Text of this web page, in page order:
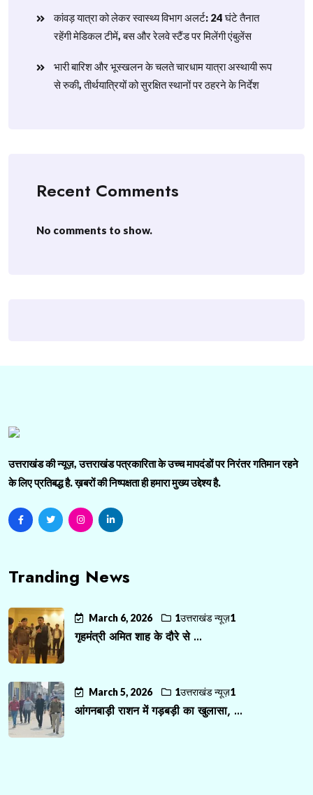
​कांवड़ यात्रा को लेकर स्वास्थ्य विभाग अलर्ट: 24 घंटे तैनात
रहेंगी मेडिकल टीमें, बस और रेलवे स्टैंड पर मिलेंगी एंबुलेंस
​भारी बारिश और भूस्खलन के चलते चारधाम यात्रा अस्थायी रूप
से रुकी, तीर्थयात्रियों को सुरक्षित स्थानों पर ठहरने के निर्देश
Recent Comments
No comments to show.
उत्तराखंड की न्यूज़, उत्तराखंड पत्रकारिता के उच्च मापदंडों पर निरंतर गतिमान रहने
के लिए प्रतिबद्ध है. ख़बरों की निष्पक्षता ही हमारा मुख्य उद्देश्य है.
Tranding News
March 6, 2026 1उत्तराखंड न्यूज़1
गृहमंत्री अमित शाह के दौरे से ...
March 5, 2026 1उत्तराखंड न्यूज़1
आंगनबाड़ी राशन में गड़बड़ी का खुलासा, ...